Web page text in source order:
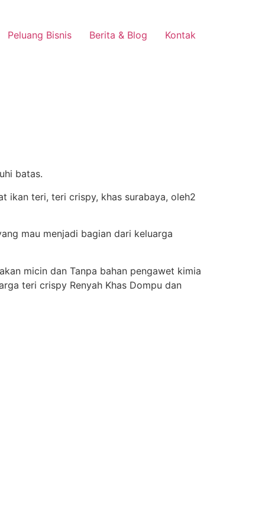
Peluang Bisnis Berita & Blog Kontak
batas.
mau menjadi bagian dari keluarga
micin dan Tanpa bahan pengawet kimia
teri crispy Renyah Khas Dompu dan